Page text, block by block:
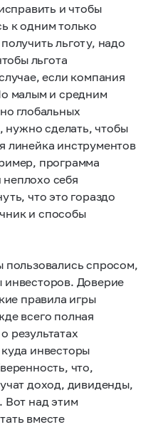
и чтобы
к одним только
льготу, надо
льгота
если компания
малым и средним
глобальных
нужно сделать, чтобы
линейка инструментов
программа
себя
что это гораздо
и способы
пользовались спросом,
Доверие
правила игры
всего полная
результатах
инвесторы
что,
доход, дивиденды,
Вот над этим
вместе